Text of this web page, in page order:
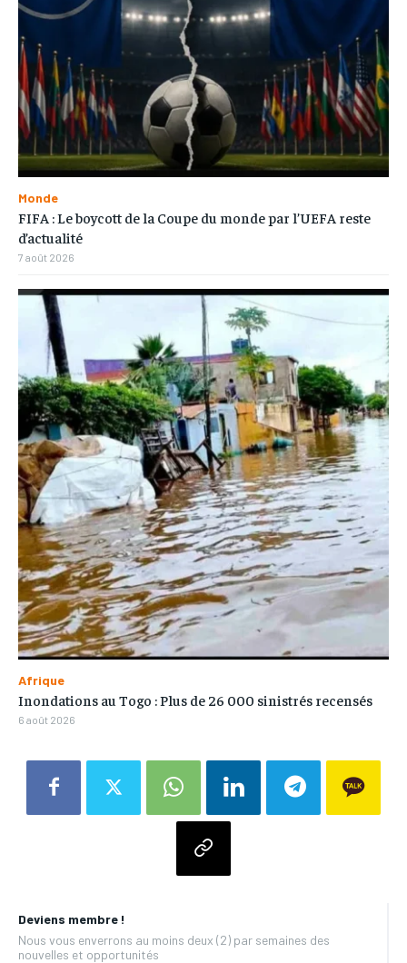
Deviens membre !
Nous vous enverrons au moins deux (2) par semaines des
nouvelles et opportunités
Monde
FIFA : Le boycott de la Coupe du monde par l’UEFA reste
d’actualité
7 août 2026
Afrique
Inondations au Togo : Plus de 26 000 sinistrés recensés
6 août 2026